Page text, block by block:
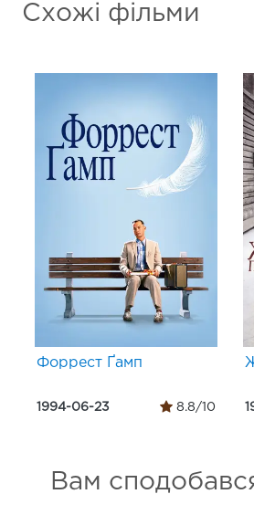
Схожі фільми
Форрест Ґамп
1994-06-23 8.8/10
Вам